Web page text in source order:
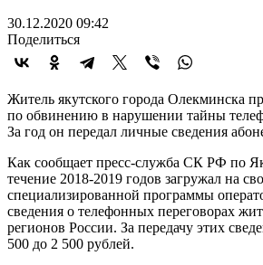
30.12.2020 09:42
Поделиться
Житель якутского города Олекминска
по обвинению в нарушении тайны
За год он передал личные сведения
Как сообщает пресс-служба СК РФ по
течение 2018-2019 годов загружал на
специализированной программы
сведения о телефонных переговорах
регионов России. За передачу этих
500 до 2 500 рублей.